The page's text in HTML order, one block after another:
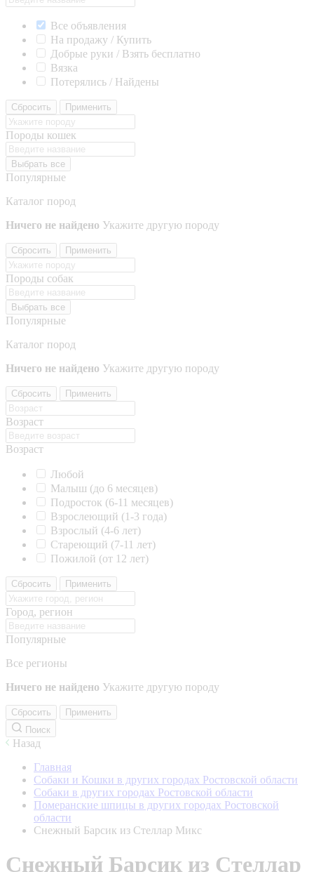
Все объявления
На продажу / Купить
Добрые руки / Взять бесплатно
Вязка
Потерялись / Найдены
Сбросить Применить
Породы кошек
Выбрать все
Популярные
Каталог пород
Ничего не найдено Укажите другую породу
Сбросить Применить
Породы собак
Выбрать все
Популярные
Каталог пород
Ничего не найдено Укажите другую породу
Сбросить Применить
Возраст
Возраст
Любой
Малыш (до 6 месяцев)
Подросток (6-11 месяцев)
Взрослеющий (1-3 года)
Взрослый (4-6 лет)
Стареющий (7-11 лет)
Пожилой (от 12 лет)
Сбросить Применить
Город, регион
Популярные
Все регионы
Ничего не найдено Укажите другую породу
Сбросить
Применить
Поиск
Назад
Главная
Собаки и Кошки в других городах Ростовской области
Собаки в других городах Ростовской области
Померанские шпицы в других городах Ростовской
области
Снежный Барсик из Стеллар Микс
Снежный Барсик из Стеллар